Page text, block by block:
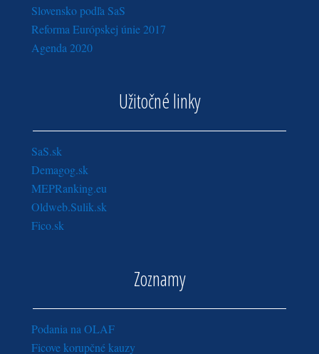
Slovensko podľa SaS
Reforma Európskej únie 2017
Agenda 2020
Užitočné linky
SaS.sk
Demagog.sk
MEPRanking.eu
Oldweb.Sulik.sk
Fico.sk
Zoznamy
Podania na OLAF
Ficove korupčné kauzy